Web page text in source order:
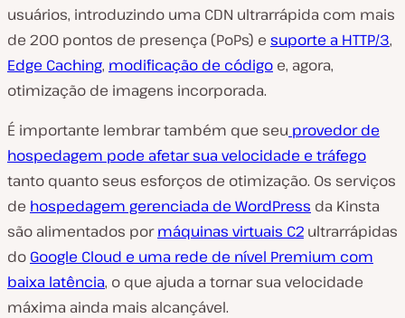
usuários, introduzindo uma CDN ultrarrápida com mais
de 200 pontos de presença (PoPs) e suporte a HTTP/3,
Edge Caching, modificação de código e, agora,
otimização de imagens incorporada.
É importante lembrar também que seu provedor de
hospedagem pode afetar sua velocidade e tráfego
tanto quanto seus esforços de otimização. Os serviços
de hospedagem gerenciada de WordPress da Kinsta
são alimentados pormáquinas virtuais C2 ultrarrápidas
do Google Cloud e uma rede de nível Premium com
baixa latência, o que ajuda a tornar sua velocidade
máxima ainda mais alcançável.